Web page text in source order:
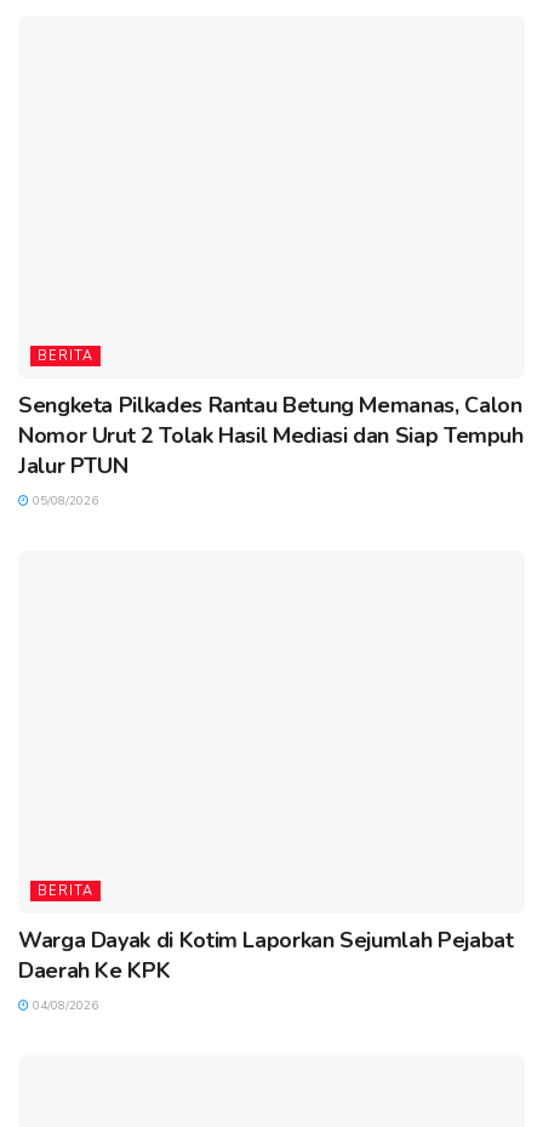
BERITA
Sengketa Pilkades Rantau Betung Memanas, Calon
Nomor Urut 2 Tolak Hasil Mediasi dan Siap Tempuh
Jalur PTUN
05/08/2026
BERITA
Warga Dayak di Kotim Laporkan Sejumlah Pejabat
Daerah Ke KPK
04/08/2026